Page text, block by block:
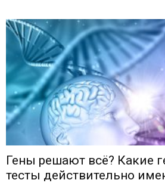
Гены решают всё? Какие
тесты действительно